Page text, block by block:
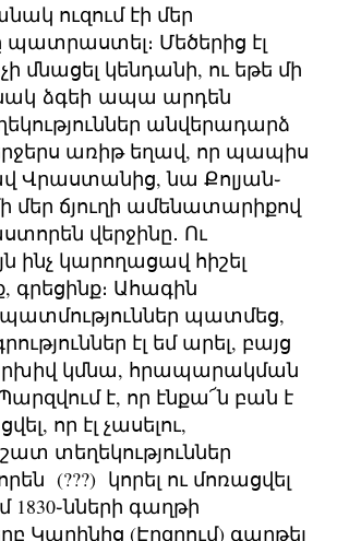
ուզում էի մեր
Մեծերից էլ
մնացել կենդանի, ու եթե մի
ձգեի ապա արդեն
անվերադարձ
առիթ եղավ, որ պապիս
Վրաստանից, նա Քոլյան֊
մեր ճյուղի ամենատարիքով
վերջինը․ Ու
ինչ կարողացավ հիշել
գրեցինք։ Ահագին
պատմեց,
էլ եմ արել, բայց
կմնա, հրապարակման
է, որ էնքա՜ն բան է
որ էլ չասելու,
տեղեկություններ
(???) կորել ու մոռացվել
գաղթի
Կարինից (Էրզրում) գաղթել